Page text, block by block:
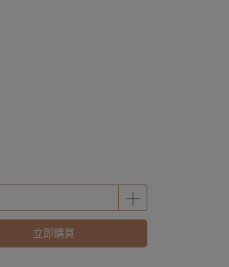
立即購買